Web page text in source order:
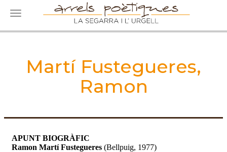
Toggle navigation
Martí Fustegueres,
Ramon
APUNT BIOGRÀFIC
Ramon Martí Fustegueres (Bellpuig, 1977)